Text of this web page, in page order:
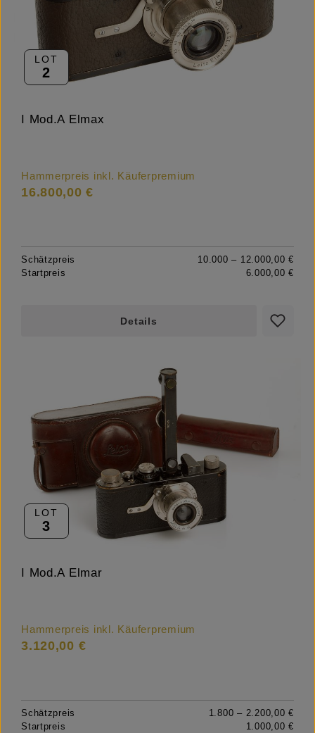
LOT
2
I Mod.A Elmax
Hammerpreis inkl. Käuferpremium
16.800,00 €
Schätzpreis
10.000 – 12.000,00 €
Startpreis
6.000,00 €
Details
LOT
3
I Mod.A Elmar
Hammerpreis inkl. Käuferpremium
3.120,00 €
Schätzpreis
1.800 – 2.200,00 €
Startpreis
1.000,00 €